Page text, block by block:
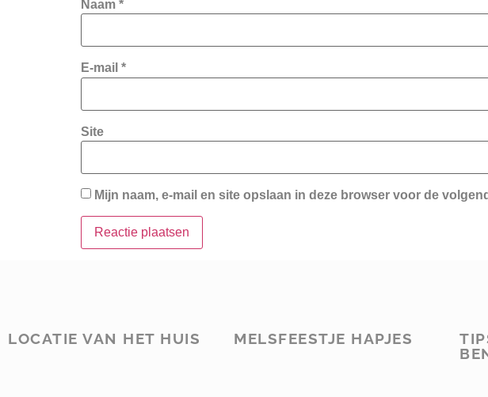
Naam *
E-mail *
Site
Mijn naam, e-mail en site opslaan in deze browser voor de
LOCATIE VAN HET HUIS MELSFEESTJE HAPJES